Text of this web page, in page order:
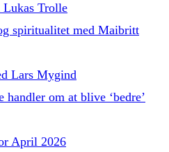
Lukas Trolle
spiritualitet med Maibritt
Lars Mygind
om at blive ‘bedre’
April 2026